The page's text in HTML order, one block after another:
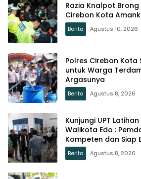
Razia Knalpot
Cirebon Kota
Berita Agustus 10, 2026
Polres Cirebon Kota
untuk Warga
Argasunya
Berita Agustus 8, 2026
Kunjungi UPT
Walikota Edo :
Kompeten dan Siap
Berita Agustus 8, 2026